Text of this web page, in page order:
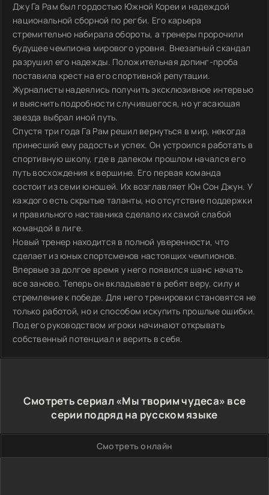
Джу Га Рам был гордостью Южной Кореи и надеждой
национальной сборной по регби. Его карьера
стремительно набирала обороты, а тренеры пророчили
будущее чемпиона мирового уровня. Внезапный скандал
разрушил его надежды. Положительная допинг-проба
поставила крест на его спортивной репутации.
Журналисты надеялись получить эксклюзивное интервью
и выяснить подробности случившегося, но угасающая
звезда выбрал иной путь.
Спустя три года Га Рам решил вернуться в мир, некогда
принесший ему радость и успех. Он устроился работать в
спортивную школу, где в далеком прошлом начался его
путь восхождения к вершине. Его первая команда
состоит из семи юношей. Их возглавляет Юн Сон Джун. У
каждого есть скрытые таланты, но отсутствие поддержки
и правильного наставника сделало их самой слабой
командой в лиге.
Новый тренер находится в полной уверенности, что
сделает из юных спортсменов настоящих чемпионов.
Впервые за долгое время у него появился шанс начать
все заново. Теперь он вкладывает в ребят веру, силу и
стремление к победе. Для него тренировки становятся не
только работой, но и способом искупить прошлые ошибки.
Под его руководством игроки начинают открывать
собственный потенциал и верить в себя.
Смотреть сериал «Мы творим чудеса» все
серии подряд на русском языке
Смотреть онлайн